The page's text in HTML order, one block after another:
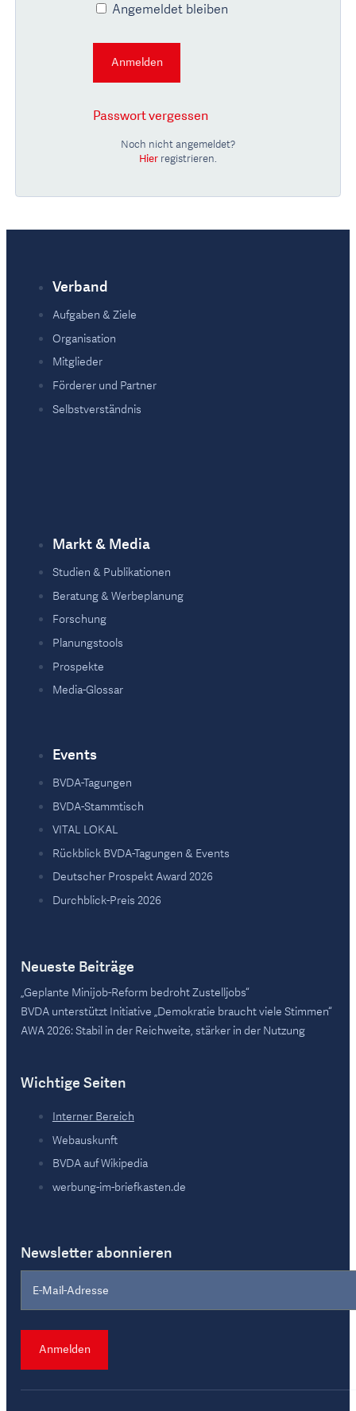
Angemeldet bleiben
Passwort vergessen
Noch nicht angemeldet?
Hier registrieren.
FußzeileVerband
Aufgaben & Ziele
Organisation
Mitglieder
Förderer und Partner
Selbstverständnis
Markt & Media
Studien & Publikationen
Beratung & Werbeplanung
Forschung
Planungstools
Prospekte
Media-Glossar
Events
BVDA-Tagungen
BVDA-Stammtisch
VITAL LOKAL
Rückblick BVDA-Tagungen & Events
Deutscher Prospekt Award 2026
Durchblick-Preis 2026
Neueste Beiträge
„Geplante Minijob-Reform bedroht Zustelljobs“
BVDA unterstützt Initiative „Demokratie braucht viele Stimmen“
AWA 2026: Stabil in der Reichweite, stärker in der Nutzung
Wichtige Seiten
Interner Bereich
Webauskunft
BVDA auf Wikipedia
werbung-im-briefkasten.de
Newsletter abonnieren
Anmelden